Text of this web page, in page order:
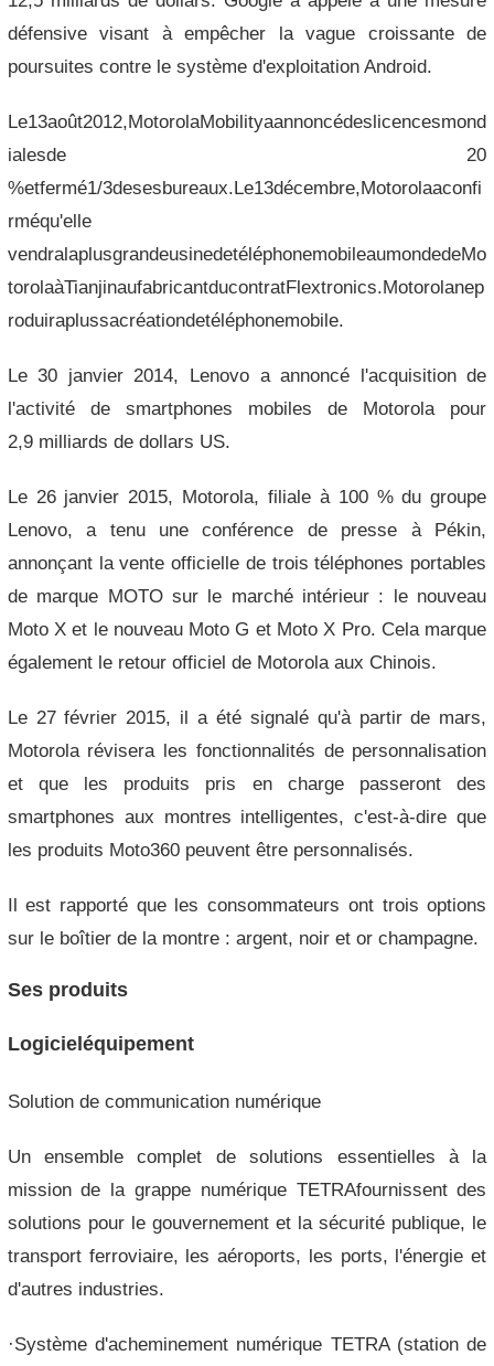
défensive visant à empêcher la vague croissante de
poursuites contre le système d'exploitation Android.
Le13août2012,MotorolaMobilityaannoncédeslicencesmond
ialesde 20
%etfermé1/3desesbureaux.Le13décembre,Motorolaaconfi
rméqu'elle
vendralaplusgrandeusinedetéléphonemobileaumondedeMo
torolaàTianjinaufabricantducontratFlextronics.Motorolanep
roduiraplussacréationdetéléphonemobile.
Le 30 janvier 2014, Lenovo a annoncé l'acquisition de
l'activité de smartphones mobiles de Motorola pour
2,9 milliards de dollars US.
Le 26 janvier 2015, Motorola, filiale à 100 % du groupe
Lenovo, a tenu une conférence de presse à Pékin,
annonçant la vente officielle de trois téléphones portables
de marque MOTO sur le marché intérieur : le nouveau
Moto X et le nouveau Moto G et Moto X Pro. Cela marque
également le retour officiel de Motorola aux Chinois.
Le 27 février 2015, il a été signalé qu'à partir de mars,
Motorola révisera les fonctionnalités de personnalisation
et que les produits pris en charge passeront des
smartphones aux montres intelligentes, c'est-à-dire que
les produits Moto360 peuvent être personnalisés.
Il est rapporté que les consommateurs ont trois options
sur le boîtier de la montre : argent, noir et or champagne.
Ses produits
Logicieléquipement
Solution de communication numérique
Un ensemble complet de solutions essentielles à la
mission de la grappe numérique TETRAfournissent des
solutions pour le gouvernement et la sécurité publique, le
transport ferroviaire, les aéroports, les ports, l'énergie et
d'autres industries.
·Système d'acheminement numérique TETRA (station de